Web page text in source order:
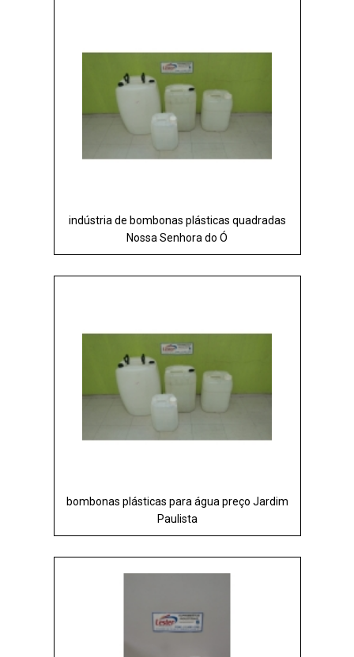
indústria de bombonas plásticas quadradas
Nossa Senhora do Ó
bombonas plásticas para água preço Jardim
Paulista